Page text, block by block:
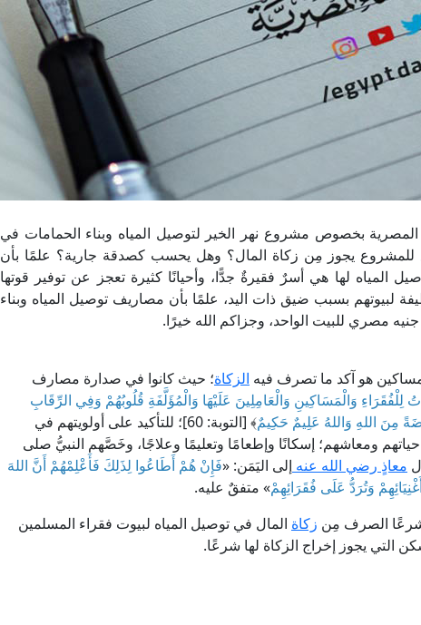
المصرية بخصوص مشروع نهر الخير لتوصيل المياه وبناء الحمامات في
للمشروع يجوز مِن زكاة المال؟ وهل يحسب كصدقة جارية؟ علمًا بأن
المياه لها هي أسرٌ فقيرةٌ جدًّا، وأحيانًا كثيرة تعجز عن توفير قوتها
لبيوتهم بسبب ضيق ذات اليد، علمًا بأن مصاريف توصيل المياه وبناء
هو آكد ما تصرف فيه الزكاة؛ حيث كانوا في صدارة مصارف
لِلْفُقَرَاءِ وَالْمَسَاكِينِ وَالْعَامِلِينَ عَلَيْهَا وَالْمُؤَلَّفَةِ قُلُوبُهُمْ وَفِي الرِّقَابِ
مِنَ اللهِ وَاللهُ عَلِيمٌ حَكِيمٌ
﴾ [التوبة: 60]؛ للتأكيد على أولويتهم في
ومعاشهم؛ إسكانًا وإطعامًا وتعليمًا وعلاجًا، وخَصَّهم النبيُّ صلى
معاذٍ رضي الله عنه إلى اليَمَن: «فَإِنْ هُمْ أَطَاعُوا لِذَلِكَ فَأَعْلِمْهُمْ أَنَّ اللهَ
وَتُرَدُّ عَلَى فُقَرَائِهِمْ» متفقٌ عليه.
شرعًا الصرف مِن زكاة المال في توصيل المياه لبيوت فقراء المسلمين
التي يجوز إخراج الزكاة لها شرعًا.